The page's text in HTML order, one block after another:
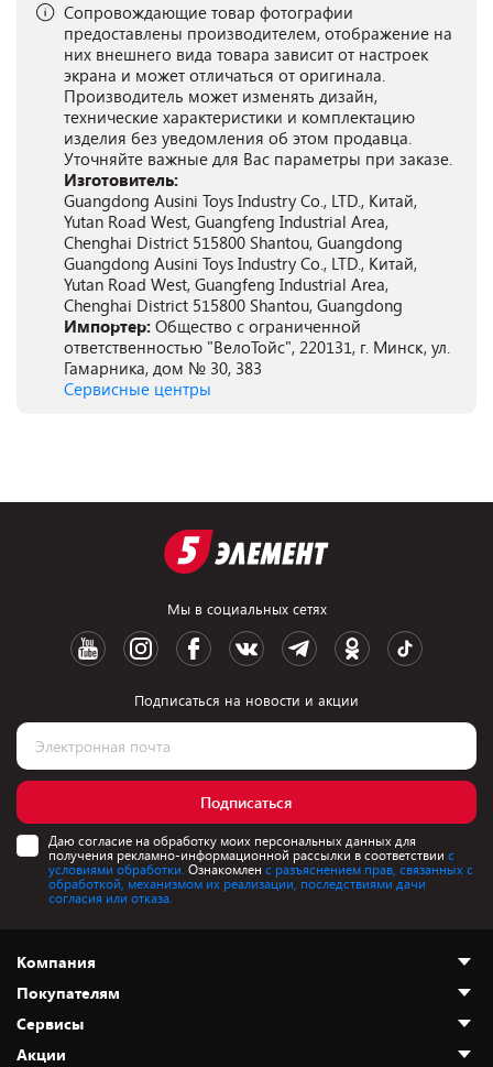
Сопровождающие товар фотографии
предоставлены производителем, отображение на
них внешнего вида товара зависит от настроек
экрана и может отличаться от оригинала.
Производитель может изменять дизайн,
технические характеристики и комплектацию
изделия без уведомления об этом продавца.
Уточняйте важные для Вас параметры при заказе.
Изготовитель:
Guangdong Ausini Toys Industry Co., LTD., Китай,
Yutan Road West, Guangfeng Industrial Area,
Chenghai District 515800 Shantou, Guangdong
Guangdong Ausini Toys Industry Co., LTD., Китай,
Yutan Road West, Guangfeng Industrial Area,
Chenghai District 515800 Shantou, Guangdong
Импортер: Общество с ограниченной
ответственностью "ВелоТойс", 220131, г. Минск, ул.
Гамарника, дом № 30, 383
Сервисные центры
Мы в социальных сетях
Подписаться на новости и акции
Подписаться
Даю согласие на обработку моих персональных данных для
получения рекламно-информационной рассылки в соответствии с
условиями обработки. Ознакомлен с разъяснением прав, связанных с
обработкой, механизмом их реализации, последствиями дачи
согласия или отказа.
Компания
О нас
Адреса магазинов
Покупателям
Как сделать заказ
Сервисы
Акции